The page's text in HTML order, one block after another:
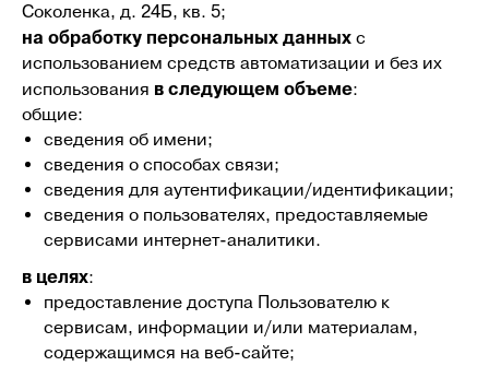
Соколенка, д. 24Б, кв. 5;
на обработку персональных данных с
использованием средств автоматизации и без их
использования в следующем объеме:
общие:
сведения об имени;
сведения о способах связи;
сведения для аутентификации/идентификации;
сведения о пользователях, предоставляемые
сервисами интернет-аналитики.
в целях:
предоставление доступа Пользователю к
сервисам, информации и/или материалам,
содержащимся на веб-сайте;